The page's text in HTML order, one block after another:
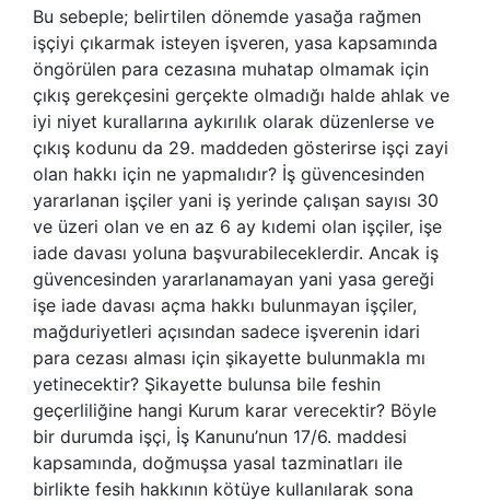
Bu sebeple; belirtilen dönemde yasağa rağmen
işçiyi çıkarmak isteyen işveren, yasa kapsamında
öngörülen para cezasına muhatap olmamak için
çıkış gerekçesini gerçekte olmadığı halde ahlak ve
iyi niyet kurallarına aykırılık olarak düzenlerse ve
çıkış kodunu da 29. maddeden gösterirse işçi zayi
olan hakkı için ne yapmalıdır? İş güvencesinden
yararlanan işçiler yani iş yerinde çalışan sayısı 30
ve üzeri olan ve en az 6 ay kıdemi olan işçiler, işe
iade davası yoluna başvurabileceklerdir. Ancak iş
güvencesinden yararlanamayan yani yasa gereği
işe iade davası açma hakkı bulunmayan işçiler,
mağduriyetleri açısından sadece işverenin idari
para cezası alması için şikayette bulunmakla mı
yetinecektir? Şikayette bulunsa bile feshin
geçerliliğine hangi Kurum karar verecektir? Böyle
bir durumda işçi, İş Kanunu’nun 17/6. maddesi
kapsamında, doğmuşsa yasal tazminatları ile
birlikte fesih hakkının kötüye kullanılarak sona